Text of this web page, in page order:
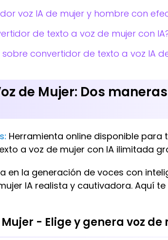
voz IA de mujer y hombre con
de texto a voz de mujer con
convertidor de texto a voz IA
de Mujer: Dos
Herramienta online disponible para
a voz de mujer con IA ilimitada
en la generación de voces con
IA realista y cautivadora. Aquí
- Elige y genera voz